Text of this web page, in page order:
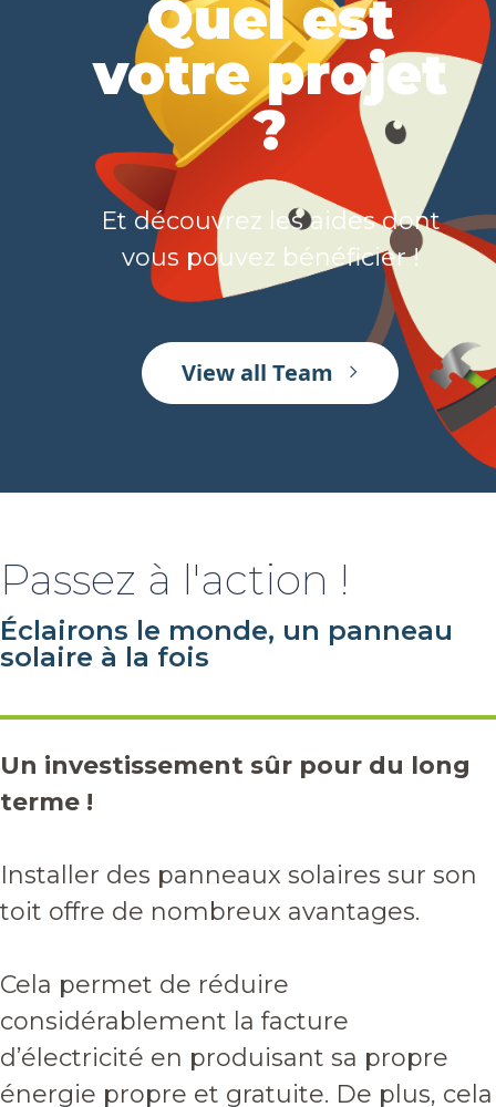
Quel est
votre projet
?
Et découvrez les aides dont
vous pouvez bénéficier !
View all Team
Passez à l'action !
Éclairons le monde, un panneau
solaire à la fois
Un investissement sûr pour du long
terme !
Installer des panneaux solaires sur son
toit offre de nombreux avantages.
Cela permet de réduire
considérablement la facture
d’électricité en produisant sa propre
énergie propre et gratuite. De plus, cela